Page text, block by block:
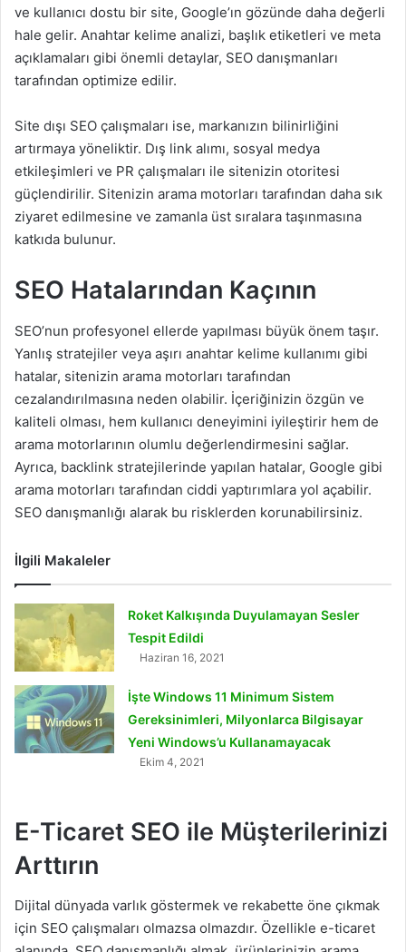
ve kullanıcı dostu bir site, Google’ın gözünde daha değerli
hale gelir. Anahtar kelime analizi, başlık etiketleri ve meta
açıklamaları gibi önemli detaylar, SEO danışmanları
tarafından optimize edilir.
Site dışı SEO çalışmaları ise, markanızın bilinirliğini
artırmaya yöneliktir. Dış link alımı, sosyal medya
etkileşimleri ve PR çalışmaları ile sitenizin otoritesi
güçlendirilir. Sitenizin arama motorları tarafından daha sık
ziyaret edilmesine ve zamanla üst sıralara taşınmasına
katkıda bulunur.
SEO Hatalarından Kaçının
SEO’nun profesyonel ellerde yapılması büyük önem taşır.
Yanlış stratejiler veya aşırı anahtar kelime kullanımı gibi
hatalar, sitenizin arama motorları tarafından
cezalandırılmasına neden olabilir. İçeriğinizin özgün ve
kaliteli olması, hem kullanıcı deneyimini iyileştirir hem de
arama motorlarının olumlu değerlendirmesini sağlar.
Ayrıca, backlink stratejilerinde yapılan hatalar, Google gibi
arama motorları tarafından ciddi yaptırımlara yol açabilir.
SEO danışmanlığı alarak bu risklerden korunabilirsiniz.
İlgili Makaleler
Roket Kalkışında Duyulamayan Sesler
Tespit Edildi
Haziran 16, 2021
İşte Windows 11 Minimum Sistem
Gereksinimleri, Milyonlarca Bilgisayar
Yeni Windows’u Kullanamayacak
Ekim 4, 2021
E-Ticaret SEO ile Müşterilerinizi
Arttırın
Dijital dünyada varlık göstermek ve rekabette öne çıkmak
için SEO çalışmaları olmazsa olmazdır. Özellikle e-ticaret